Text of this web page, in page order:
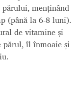
menținând
(până la 6-8 luni).
de vitamine și
părul, îl înmoaie și